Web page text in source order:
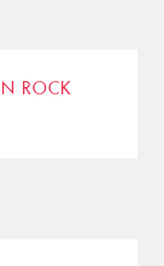
ROCK